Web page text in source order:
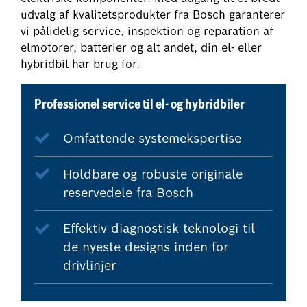
udvalg af kvalitetsprodukter fra Bosch garanterer
vi pålidelig service, inspektion og reparation af
elmotorer, batterier og alt andet, din el- eller
hybridbil har brug for.
Professionel service til el- og hybridbiler
Omfattende systemekspertise
Holdbare og robuste originale
reservedele fra Bosch
Effektiv diagnostisk teknologi til
de nyeste designs inden for
drivlinjer